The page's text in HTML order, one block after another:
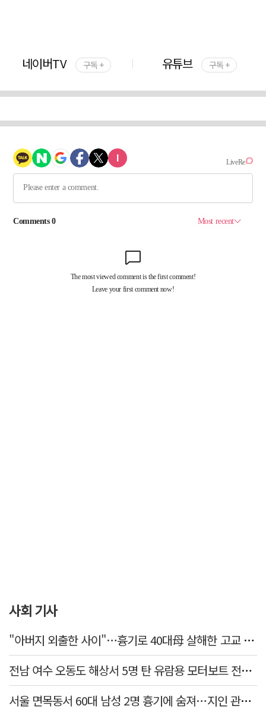
네이버TV 구독 + 유튜브 구독 +
사회 기사
"아버지 외출한 사이"…흉기로 40대母 살해한 고교 자퇴생, 구속 기로에
전남 여수 오동도 해상서 5명 탄 유람용 모터보트 전복…2명 숨져
서울 면목동서 60대 남성 2명 흉기에 숨져…지인 관계로 추정